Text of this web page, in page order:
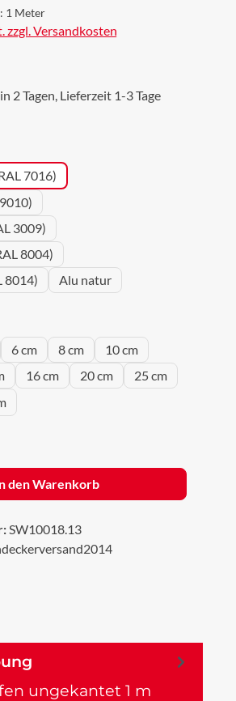
1 Meter
zzgl. Versandkosten
2 Tagen, Lieferzeit 1-3 Tage
7016)
3009)
8004)
8014)
Alu natur
6 cm 8 cm
10 cm
16 cm 20 cm
25 cm
Gib den gewünschten
den Warenkorb
SW10018.13
ungekantet 1 m